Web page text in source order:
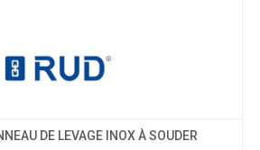
DE LEVAGE INOX À SOUDER